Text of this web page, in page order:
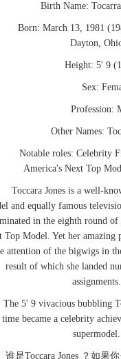
Birth Name: Tocarra
Born: March 13, 1981
Dayton,
Height: 5' 9
Sex:
Profession:
Other Names:
Notable roles: Celebrity
America's Next Top
Jones is a well-
and equally famous
in the eighth round of
Top Model. Yet her amazing
attention of the bigwigs in
result of which she landed
assignments.
5' 9 vivacious bubbling
time became a celebrity
supermodel.
Toccara Jones ？如果你